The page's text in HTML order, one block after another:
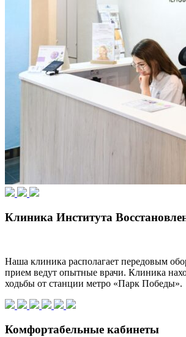
Клиника Института
Наша клиника располагает передовым
прием ведут опытные врачи. Клиника
ходьбы от станции метро «Парк Победы».
Комфортабельные кабинеты